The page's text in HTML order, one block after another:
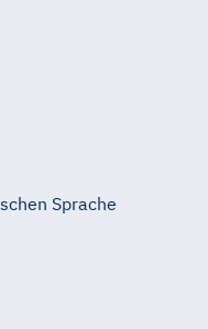
Sprache